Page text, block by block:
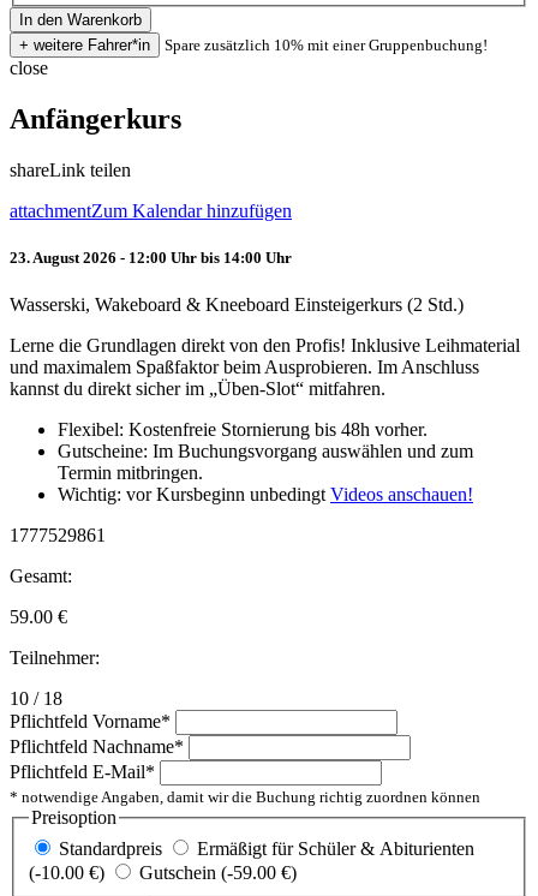
Spare zusätzlich 10% mit einer Gruppenbuchung!
close
Anfängerkurs
shareLink teilen
attachmentZum Kalendar hinzufügen
23. August 2026 - 12:00 Uhr bis 14:00 Uhr
Wasserski, Wakeboard & Kneeboard Einsteigerkurs (2 Std.)
Lerne die Grundlagen direkt von den Profis! Inklusive Leihmaterial
und maximalem Spaßfaktor beim Ausprobieren. Im Anschluss
kannst du direkt sicher im „Üben-Slot“ mitfahren.
Flexibel: Kostenfreie Stornierung bis 48h vorher.
Gutscheine: Im Buchungsvorgang auswählen und zum
Termin mitbringen.
Wichtig: vor Kursbeginn unbedingt Videos anschauen!
1777529861
Gesamt:
59.00 €
Teilnehmer:
10 / 18
Pflichtfeld Vorname*
Pflichtfeld Nachname*
Pflichtfeld E-Mail*
* notwendige Angaben, damit wir die Buchung richtig zuordnen können
Preisoption
Standardpreis
Ermäßigt für Schüler & Abiturienten
(-10.00 €)
Gutschein (-59.00 €)